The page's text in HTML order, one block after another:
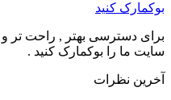
بوکمارک کنید
برای دسترسی بهتر , راحت تر
سایت ما را بوکمارک کنید .
آخرین نظرات